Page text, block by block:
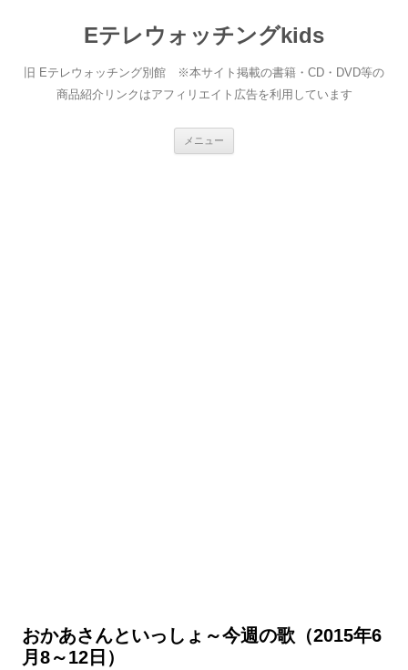
Eテレウォッチングkids
旧 Eテレウォッチング別館 ※本サイト掲載の書籍・CD・DVD等の
商品紹介リンクはアフィリエイト広告を利用しています
メニュー
おかあさんといっしょ～今週の歌（2015年6
月8～12日）